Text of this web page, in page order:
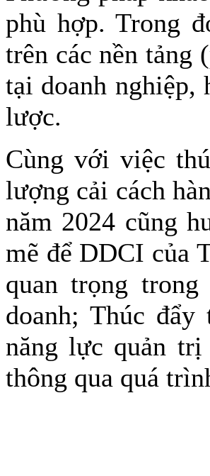
phù hợp. Trong
trên các nền tảng
tại doanh nghiệp,
lược.
Cùng với việc
lượng cải cách
năm 2024 cũng
mẽ để DDCI của
quan trọng
doanh; Thúc
năng lực quản trị
thông qua quá